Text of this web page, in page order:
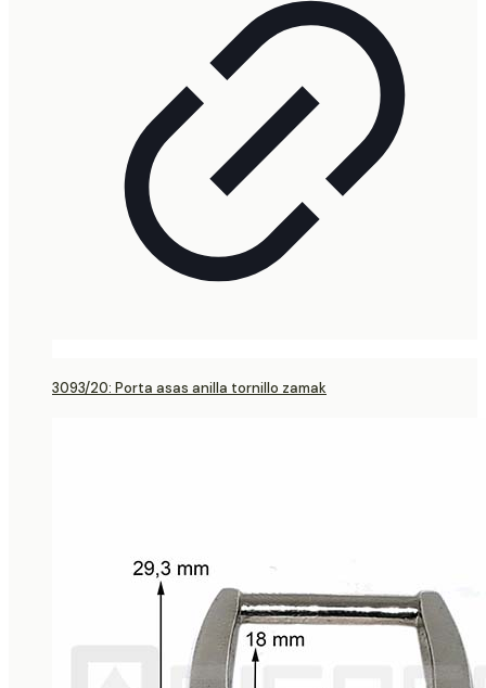
3093/20: Porta asas anilla tornillo zamak